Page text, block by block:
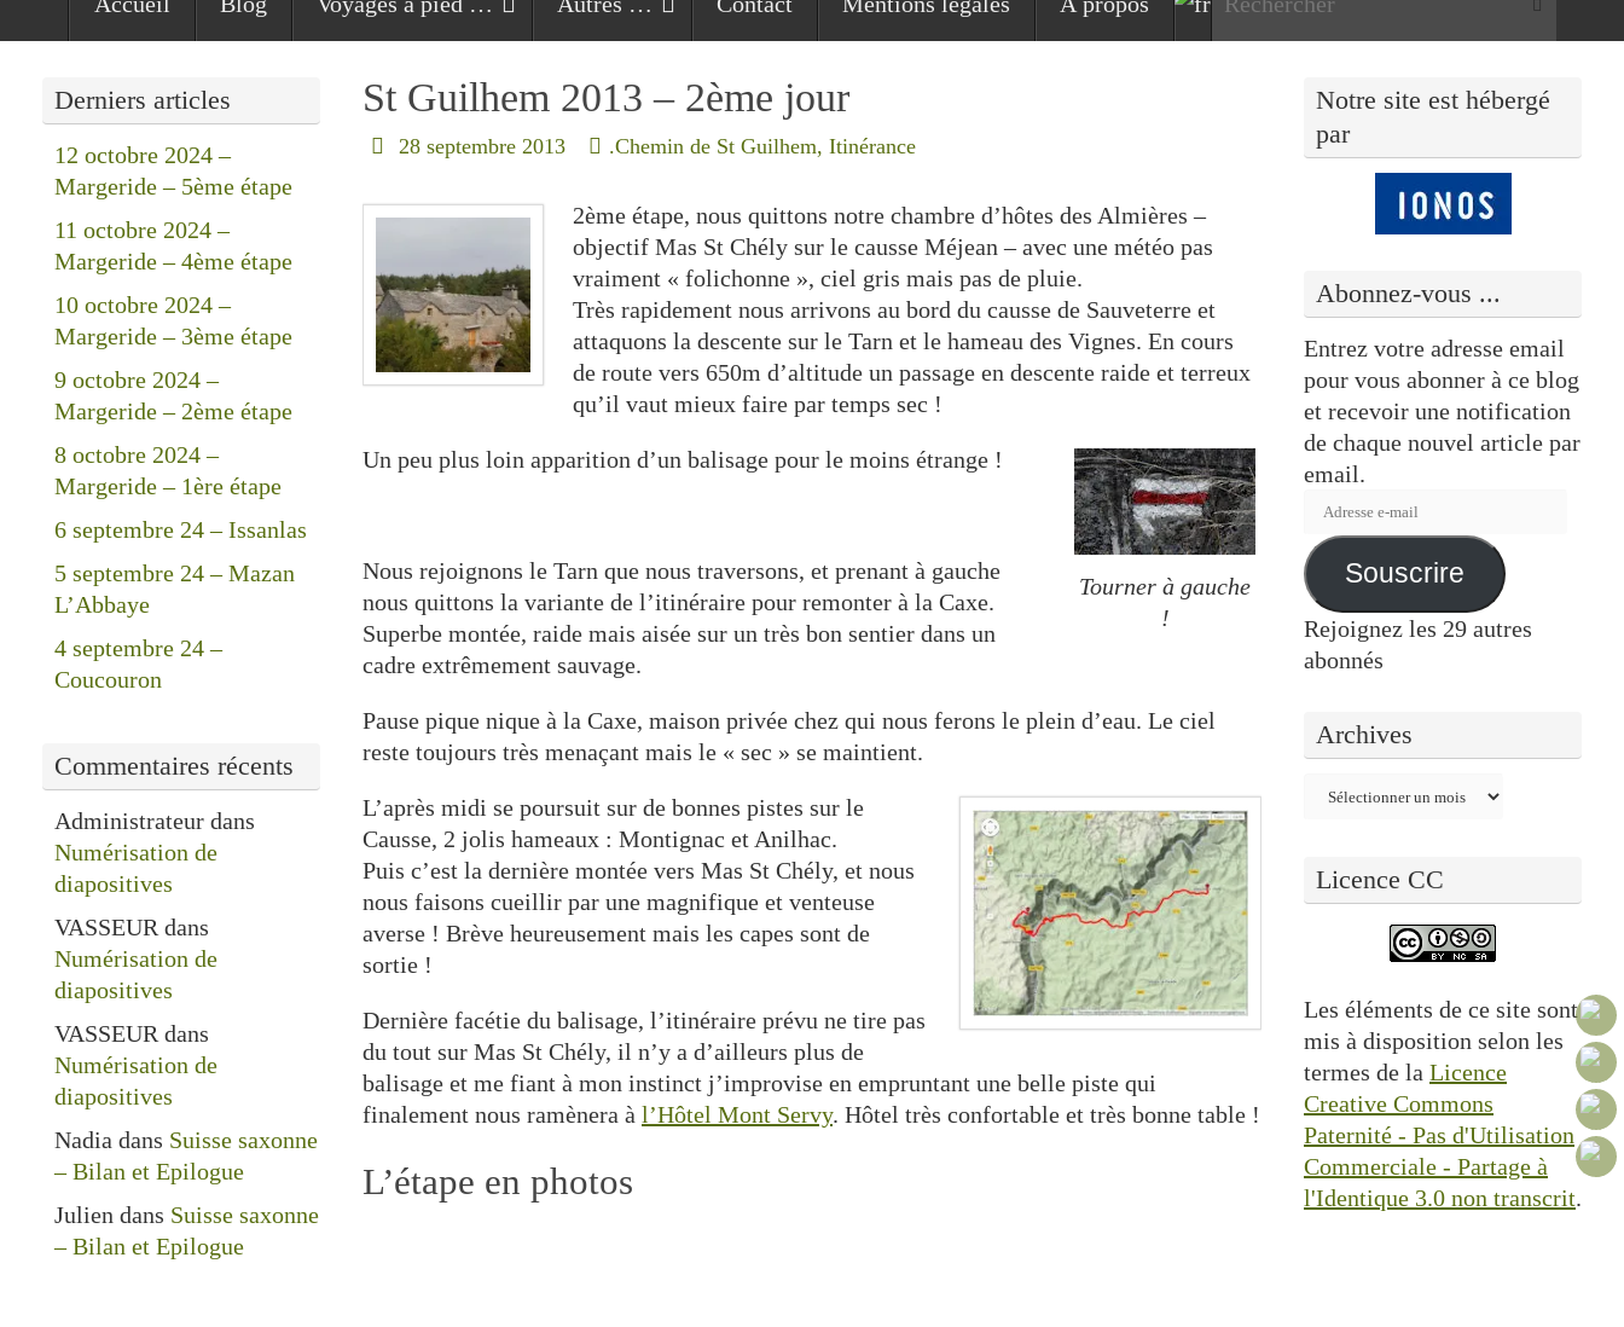
St Guilhem 2013 – 2ème jour
28 septembre 2013 .Chemin de St Guilhem,Itinérance
2ème étape, nous quittons notre chambre d’hôtes des Almières –
objectif Mas St Chély sur le causse Méjean – avec une météo pas
vraiment « folichonne », ciel gris mais pas de pluie.
Très rapidement nous arrivons au bord du causse de Sauveterre et
attaquons la descente sur le Tarn et le hameau des Vignes. En cours
de route vers 650m d’altitude un passage en descente raide et terreux
qu’il vaut mieux faire par temps sec !
Tourner à gauche
!
Un peu plus loin apparition d’un balisage pour le moins étrange !
Nous rejoignons le Tarn que nous traversons, et prenant à gauche
nous quittons la variante de l’itinéraire pour remonter à la Caxe.
Superbe montée, raide mais aisée sur un très bon sentier dans un
cadre extrêmement sauvage.
Pause pique nique à la Caxe, maison privée chez qui nous ferons le plein d’eau. Le ciel
reste toujours très menaçant mais le « sec » se maintient.
L’après midi se poursuit sur de bonnes pistes sur le
Causse, 2 jolis hameaux : Montignac et Anilhac.
Puis c’est la dernière montée vers Mas St Chély, et nous
nous faisons cueillir par une magnifique et venteuse
averse ! Brève heureusement mais les capes sont de
sortie !
Dernière facétie du balisage, l’itinéraire prévu ne tire pas
du tout sur Mas St Chély, il n’y a d’ailleurs plus de
balisage et me fiant à mon instinct j’improvise en empruntant une belle piste qui
finalement nous ramènera à l’Hôtel Mont Servy. Hôtel très confortable et très bonne table !
L’étape en photos
Derniers articles
12 octobre 2024 –
Margeride – 5ème étape
11 octobre 2024 –
Margeride – 4ème étape
10 octobre 2024 –
Margeride – 3ème étape
9 octobre 2024 –
Margeride – 2ème étape
8 octobre 2024 –
Margeride – 1ère étape
6 septembre 24 – Issanlas
5 septembre 24 – Mazan
L’Abbaye
4 septembre 24 –
Coucouron
Commentaires récents
Administrateur dans
Numérisation de
diapositives
VASSEUR dans
Numérisation de
diapositives
VASSEUR dans
Numérisation de
diapositives
Nadia dans Suisse saxonne
– Bilan et Epilogue
Julien dans Suisse saxonne
– Bilan et Epilogue
Notre site est hébergé
par
Abonnez-vous ...
Entrez votre adresse email
pour vous abonner à ce blog
et recevoir une notification
de chaque nouvel article par
email.
Adresse
e-
mailSouscrire
Rejoignez les 29 autres
abonnés
Archives
Archives
Licence CC
Les éléments de ce site sont
mis à disposition selon les
termes de la Licence
Creative Commons
Paternité - Pas d'Utilisation
Commerciale - Partage à
l'Identique 3.0 non transcrit.